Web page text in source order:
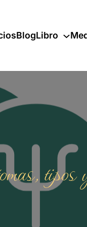
BlogLibro
tipos